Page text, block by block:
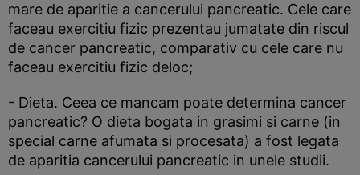
mare de aparitie a cancerului pancreatic. Cele care
faceau exercitiu fizic prezentau jumatate din riscul
de cancer pancreatic, comparativ cu cele care nu
faceau exercitiu fizic deloc;
- Dieta. Ceea ce mancam poate determina cancer
pancreatic? O dieta bogata in grasimi si carne (in
special carne afumata si procesata) a fost legata
de aparitia cancerului pancreatic in unele studii.